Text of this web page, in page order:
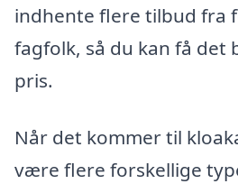
indhente flere tilbud fra
fagfolk, så du kan få det
pris.
Når det kommer til
være flere forskellige